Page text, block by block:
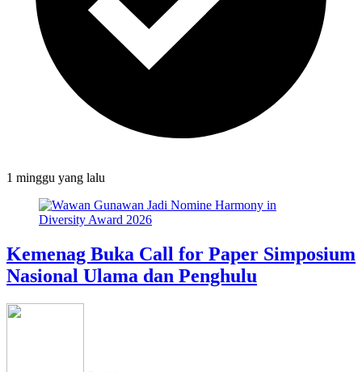
1 minggu yang lalu
Kemenag Buka Call for Paper Simposium
Nasional Ulama dan Penghulu